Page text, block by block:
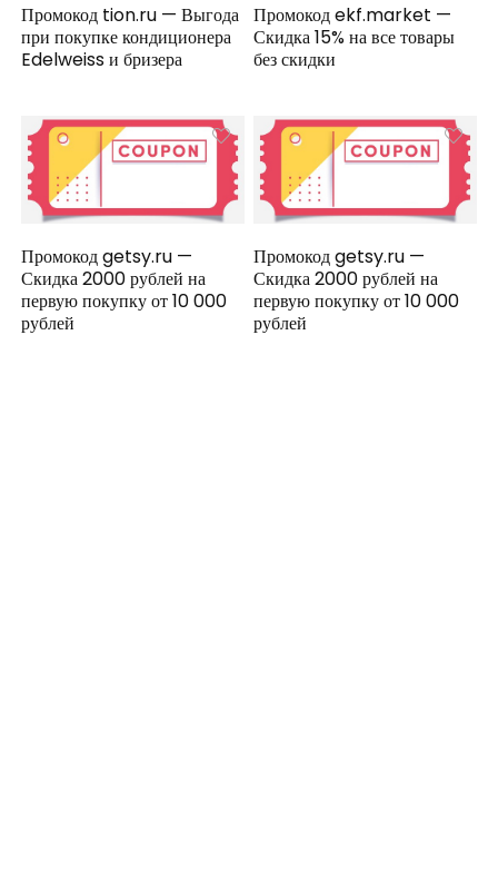
Промокод tion.ru — Выгода
при покупке кондиционера
Edelweiss и бризера
Промокод ekf.market —
Скидка 15% на все товары
без скидки
Промокод getsy.ru —
Скидка 2000 рублей на
первую покупку от 10 000
рублей
Промокод getsy.ru —
Скидка 2000 рублей на
первую покупку от 10 000
рублей